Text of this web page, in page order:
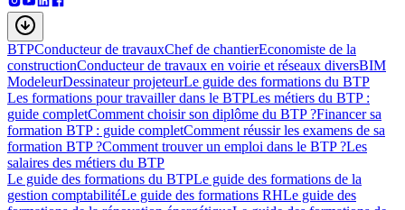
BTPConducteur de travauxChef de chantierEconomiste de la
constructionConducteur de travaux en voirie et réseaux diversBIM
ModeleurDessinateur projeteurLe guide des formations du BTP
Les formations pour travailler dans le BTPLes métiers du BTP :
guide completComment choisir son diplôme du BTP ?Financer sa
formation BTP : guide completComment réussir les examens de sa
formation BTP ?Comment trouver un emploi dans le BTP ?Les
salaires des métiers du BTP
Le guide des formations du BTPLe guide des formations de la
gestion comptabilitéLe guide des formations RHLe guide des